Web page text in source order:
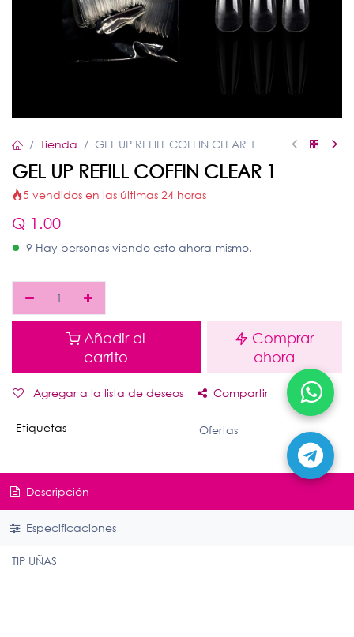
Tienda GEL UP REFILL COFFIN CLEAR 1
GEL UP REFILL COFFIN CLEAR 1
5 vendidos en las últimas 24 horas
Q 1.00
9 Hay personas viendo esto ahora mismo.
Añadir al
carrito
Comprar
ahora
Agregar a la lista de deseos Compartir
Etiquetas Ofertas
Descripción
Especificaciones
TIP UÑAS